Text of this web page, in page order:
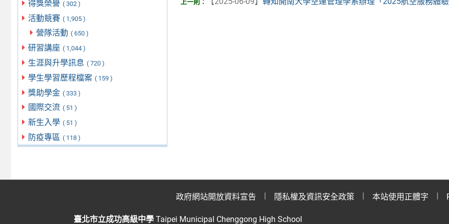
得獎榮譽 ( 302 )
活動競賽 ( 1,905 )
營隊活動 ( 650 )
研習講座 ( 1,044 )
生涯與升學訊息 ( 720 )
學生學習歷程檔案 ( 159 )
獎助學金 ( 333 )
國際交流 ( 51 )
新生入學 ( 51 )
防疫專區 ( 118 )
政府網站開放資料宣告 隱私權及資訊安全政策 本站使用正體字
臺北市立成功高級中學Taipei Municipal Chenggong High School